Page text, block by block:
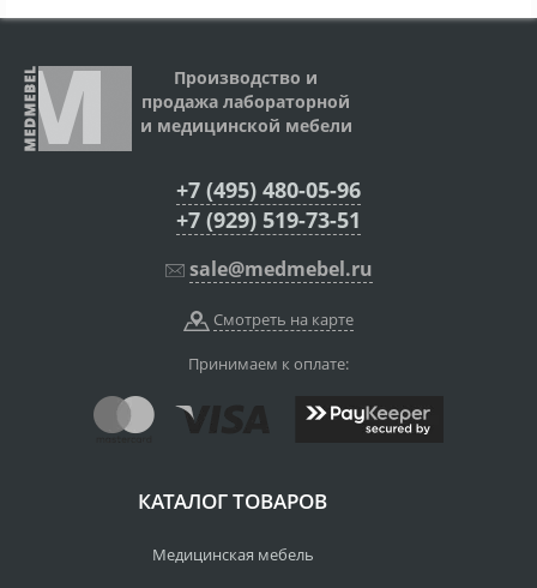
Производство и
продажа лабораторной
и медицинской мебели
+7 (495) 480-05-96
+7 (929) 519-73-51
sale@medmebel.ru
Смотреть на карте
Принимаем к оплате:
КАТАЛОГ ТОВАРОВ
Медицинская мебель